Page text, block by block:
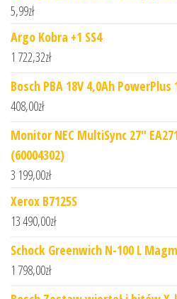
5,99zł
Argo Kobra +1 SS4
1 722,32zł
Bosch PBA 18V 4,0Ah PowerPlus
408,00zł
Monitor NEC MultiSync 27"
(60004302)
3 199,00zł
Xerox B7125S
13 490,00zł
Schock Greenwich N-100 L
1 798,00zł